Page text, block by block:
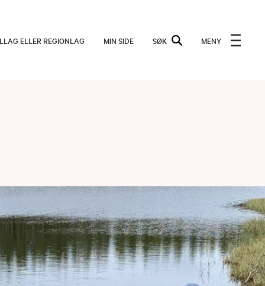
ELLER REGIONLAG MIN SIDE SØK MENY